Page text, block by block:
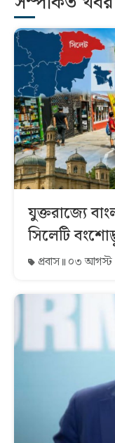
যুক্তরাজ্যে
সিলেটি
প্রবাস ০৩ আগস্ট